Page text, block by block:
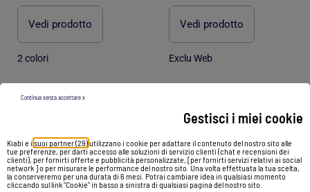
Gestisci i miei cookie
Kiabi e isuoi partner (29)utilizzano i cookie per adattare il contenuto del nostro sito alle
tue preferenze, per darti accesso alle soluzioni di servizio clienti (chat e recensioni dei
clienti), per fornirti offerte e pubblicità personalizzate, [per fornirti servizi relativi ai social
network ] o per misurare le performance del nostro sito. Una volta effettuata la tua scelta,
la conserveremo per una durata di 6 mesi. Potrai cambiare idea in qualsiasi momento
cliccando sul link "Cookie" in basso a sinistra di qualsiasi pagina del nostro sito.
Continua senza accettare x
Vedi prodotto
2 colori
Vedi prodotto
Exclu Web